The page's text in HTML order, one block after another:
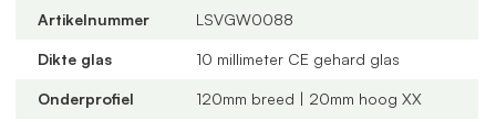
Altijd passend bij jouw veranda
verschillende maten, glastypes en steellook
U-profielen met tochtborstelsvoor een tochtvrije
Artikelnummer LSVGW0088
Dikte glas 10 millimeter CE gehard glas
Onderprofiel 120mm breed | 20mm hoog XX